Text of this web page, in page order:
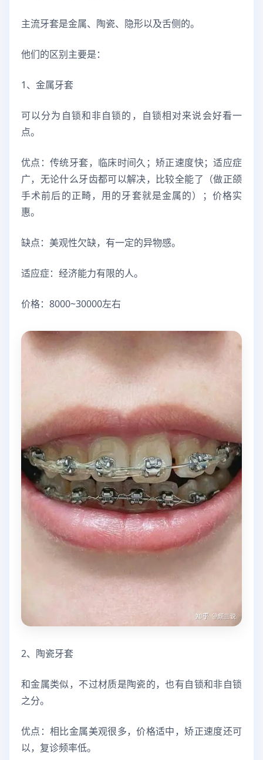
主流牙套是金属、陶瓷、隐形以及舌侧的。
他们的区别主要是：
1、金属牙套
可以分为自锁和非自锁的，自锁相对来说会好看一
点。
优点：传统牙套，临床时间久；矫正速度快；适应症
广，无论什么牙齿都可以解决，比较全能了（做正颌
手术前后的正畸，用的牙套就是金属的）；价格实
惠。
缺点：美观性欠缺，有一定的异物感。
适应症：经济能力有限的人。
价格：8000~30000左右
2、陶瓷牙套
和金属类似，不过材质是陶瓷的，也有自锁和非自锁
之分。
优点：相比金属美观很多，价格适中，矫正速度还可
以，复诊频率低。